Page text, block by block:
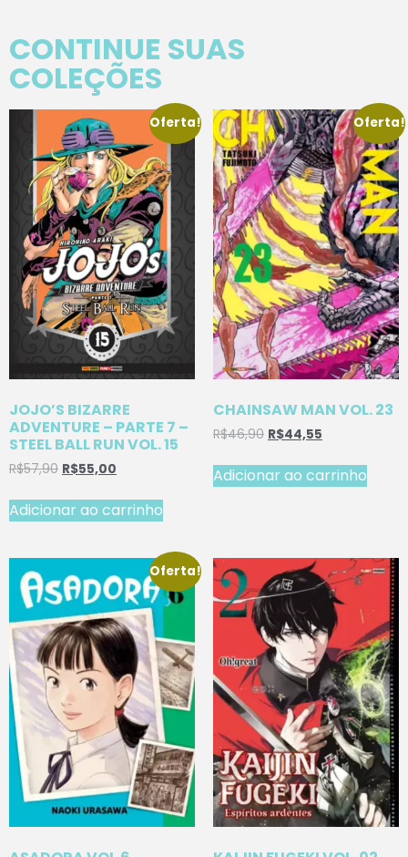
CONTINUE SUAS
COLEÇÕES
Oferta!
JOJO’S BIZARRE
ADVENTURE – PARTE 7 –
STEEL BALL RUN VOL. 15
R$57,90 R$55,00
Adicionar ao carrinho
Oferta!
CHAINSAW MAN VOL. 23
R$46,90 R$44,55
Adicionar ao carrinho
Oferta!